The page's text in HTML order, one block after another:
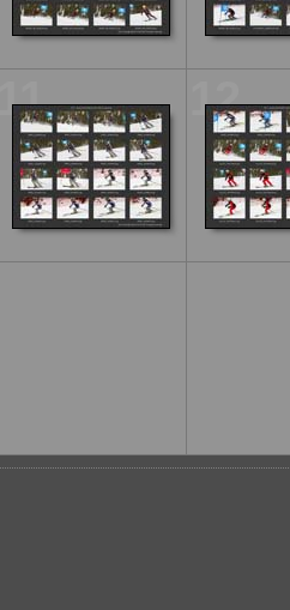
11 12